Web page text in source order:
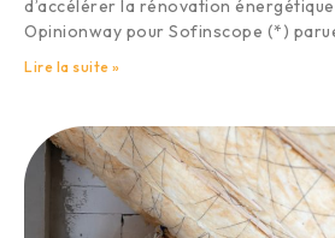
d’accélérer la rénovation
Opinionway pour Sofinscope (*)
Lire la suite »